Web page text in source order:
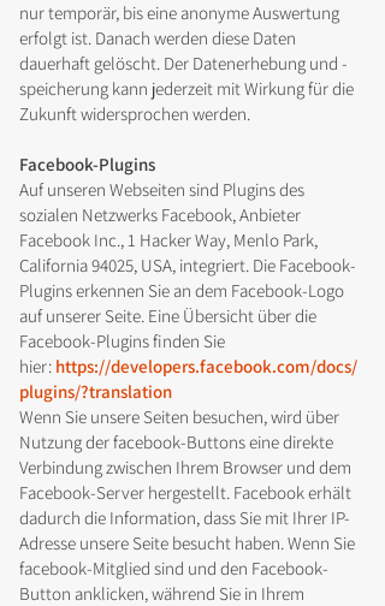
nur temporär, bis eine anonyme Auswertung
erfolgt ist. Danach werden diese Daten
dauerhaft gelöscht. Der Datenerhebung und -
speicherung kann jederzeit mit Wirkung für die
Zukunft widersprochen werden.
Facebook-Plugins
Auf unseren Webseiten sind Plugins des
sozialen Netzwerks Facebook, Anbieter
Facebook Inc., 1 Hacker Way, Menlo Park,
California 94025, USA, integriert. Die Facebook-
Plugins erkennen Sie an dem Facebook-Logo
auf unserer Seite. Eine Übersicht über die
Facebook-Plugins finden Sie
hier: https://developers.facebook.com/docs/
plugins/?translation
Wenn Sie unsere Seiten besuchen, wird über
Nutzung der facebook-Buttons eine direkte
Verbindung zwischen Ihrem Browser und dem
Facebook-Server hergestellt. Facebook erhält
dadurch die Information, dass Sie mit Ihrer IP-
Adresse unsere Seite besucht haben. Wenn Sie
facebook-Mitglied sind und den Facebook-
Button anklicken, während Sie in Ihrem